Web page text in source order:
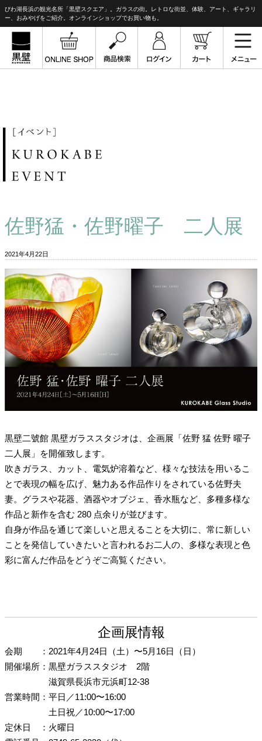
びわ湖長浜の観光名所「黒壁スクエア」。ガラスの街。レトロな街並、体験、アート、ギャラリ
ー、おみやげをご紹介。オンラインショップでお買い物も。
佐野猛・佐野曜子 二人展
2021年4月22日
黒壁二號館 黒壁ガラススタジオは、企画展「佐野 猛 佐野 曜子
二人展」を開催致します。
吹きガラス、カット、電気炉溶着など、様々な技法を用いるこ
とで表現の幅を広げ、魅力ある作品作りをされている佐野夫
妻。グラスや花器、酒器やオブジェ、香水瓶など、多種多様な
作品と新作を含む 280 点余りが並びます。
自身が作品を通じて楽しいと思えることを大切に、常に新しい
ことを発信していきたいと言われるお二人の、多様な表現と色
彩に富んだ作品をどうぞご高覧ください。
企画展情報
会期 ： 2021年4月24日（土）〜5月16日（日）
開催場所 ： 黒壁ガラススタジオ 2階
滋賀県長浜市元浜町12-38
営業時間 ： 平日／11:00〜16:00
土日祝／10:00〜17:00
定休日
： 火曜日